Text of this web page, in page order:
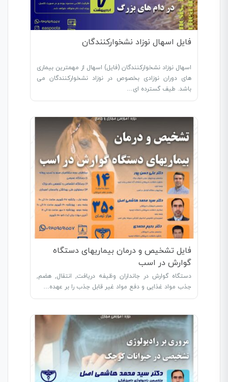
فایل اسهال نوزاد نشخوارکنندگان
اسهال نوزاد نشخوارکنندگان (فایل) اسهال از مهمترین بیماری
های دوران نوزادی بخصوص در نوزاد نشخوارکنندگان می
باشد. طیف گسترده ای…
فایل تشخیص و درمان بیماریهای دستگاه
گوارش در اسب
دستگاه گوارش در جانداران وظیفه دریافت, انتقال, هضم,
جذب مواد غذایی و دفع مواد غیر قابل جذب را بر عهده…